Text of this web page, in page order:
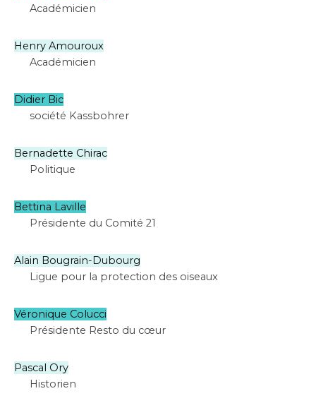
Académicien
Henry Amouroux
Académicien
Didier Bic
société Kassbohrer
Bernadette Chirac
Politique
Bettina Laville
Présidente du Comité 21
Alain Bougrain-Dubourg
Ligue pour la protection des oiseaux
Véronique Colucci
Présidente Resto du cœur
Pascal Ory
Historien